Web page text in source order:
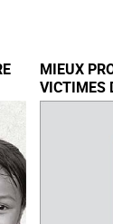
MIEUX
VICTIMES
HUMAINS